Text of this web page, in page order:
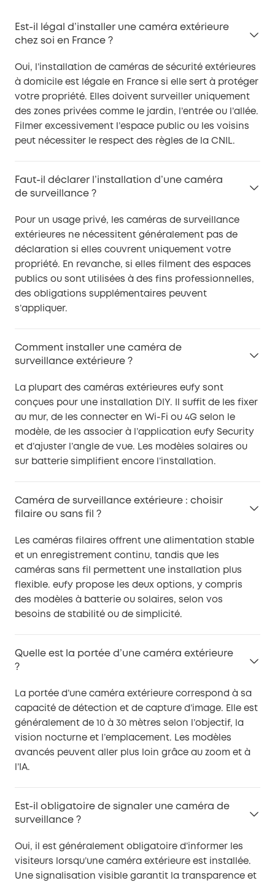
Est-il légal d’installer une caméra extérieure
chez soi en France ?
Oui, l’installation de caméras de sécurité extérieures
à domicile est légale en France si elle sert à protéger
votre propriété. Elles doivent surveiller uniquement
des zones privées comme le jardin, l’entrée ou l’allée.
Filmer excessivement l’espace public ou les voisins
peut nécessiter le respect des règles de la CNIL.
Faut-il déclarer l’installation d’une caméra
de surveillance ?
Pour un usage privé, les caméras de surveillance
extérieures ne nécessitent généralement pas de
déclaration si elles couvrent uniquement votre
propriété. En revanche, si elles filment des espaces
publics ou sont utilisées à des fins professionnelles,
des obligations supplémentaires peuvent
s’appliquer.
Comment installer une caméra de
surveillance extérieure ?
La plupart des caméras extérieures eufy sont
conçues pour une installation DIY. Il suffit de les fixer
au mur, de les connecter en Wi-Fi ou 4G selon le
modèle, de les associer à l’application eufy Security
et d’ajuster l’angle de vue. Les modèles solaires ou
sur batterie simplifient encore l’installation.
Caméra de surveillance extérieure : choisir
filaire ou sans fil ?
Les caméras filaires offrent une alimentation stable
et un enregistrement continu, tandis que les
caméras sans fil permettent une installation plus
flexible. eufy propose les deux options, y compris
des modèles à batterie ou solaires, selon vos
besoins de stabilité ou de simplicité.
Quelle est la portée d’une caméra extérieure
?
La portée d’une caméra extérieure correspond à sa
capacité de détection et de capture d’image. Elle est
généralement de 10 à 30 mètres selon l’objectif, la
vision nocturne et l’emplacement. Les modèles
avancés peuvent aller plus loin grâce au zoom et à
l’IA.
Est-il obligatoire de signaler une caméra de
surveillance ?
Oui, il est généralement obligatoire d’informer les
visiteurs lorsqu’une caméra extérieure est installée.
Une signalisation visible garantit la transparence et